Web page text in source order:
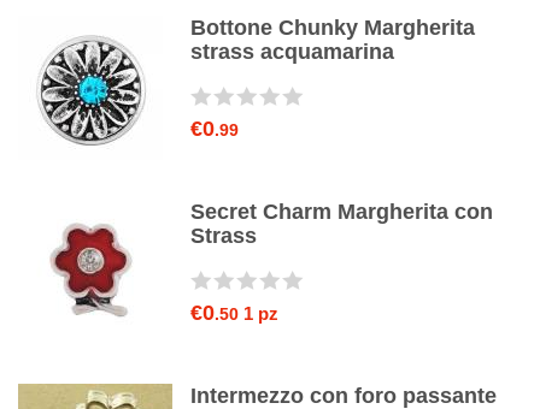
Bottone Chunky Margherita
strass acquamarina
€0.99
Secret Charm Margherita con
Strass
€0.50 1 pz
Intermezzo con foro passante